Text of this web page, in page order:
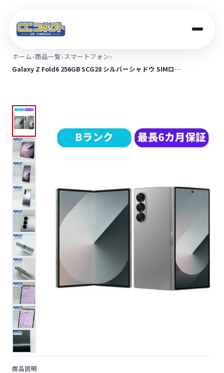
商品一覧
店舗案内
便利ツール
お問い合わせ
ホーム›商品一覧›スマートフォン›
Galaxy Z Fold6 256GB SCG28 シルバーシャドウ SIMロ…
商品説明